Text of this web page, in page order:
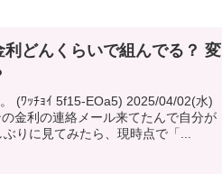
どんくらいで組んでる？ 変
5f15-EOa5) 2025/04/02(水)
りに見てみたら、現時点で「...